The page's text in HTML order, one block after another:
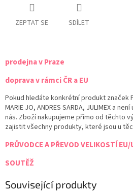
ZEPTAT SE SDÍLET
prodejna v Praze
doprava v rámci ČR a EU
Pokud hledáte konkrétní produkt značek
MARIE JO, ANDRES SARDA, JULIMEX a
nás. Zboží nakupujeme přímo od těchto
zajistit všechny produkty, které jsou u
PRŮVODCE A PŘEVOD VELIKOSTÍ
SOUTĚŽ
Související produkty